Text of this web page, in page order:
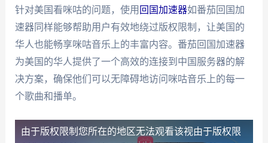
针对美国看咪咕的问题，使用回国加速器如番茄回国加
速器同样能够帮助用户有效地绕过版权限制，让美国的
华人也能畅享咪咕音乐上的丰富内容。番茄回国加速器
为美国的华人提供了一个高效的连接到中国服务器的解
决方案，确保他们可以无障碍地访问咪咕音乐上的每一
个歌曲和播单。
由于版权限制您所在的地区无法观看该视由于版权限